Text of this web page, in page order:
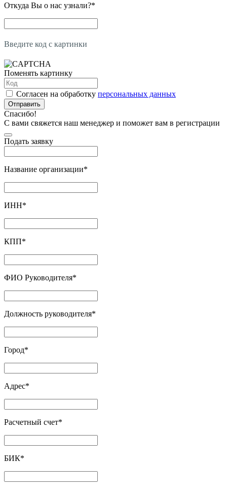
Откуда Вы о нас узнали?*
Введите код с картинки
Поменять картинку
Согласен на обработку персональных данных
Отправить
Спасибо!
С вами свяжется наш менеджер и поможет вам в регистрации
Подать заявку
Название организации*
ИНН*
КПП*
ФИО Руководителя*
Должность руководителя*
Город*
Адрес*
Расчетный счет*
БИК*